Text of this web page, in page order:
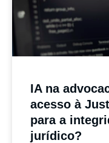
IA na
acesso à
para a
jurídico?